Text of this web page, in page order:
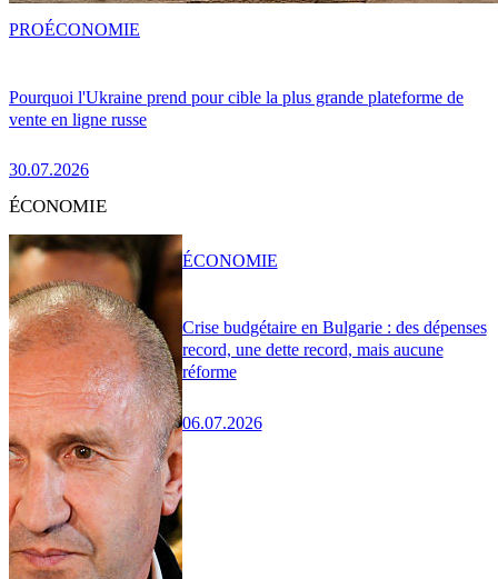
Pourquoi l'Ukraine prend pour cible la plus grande plateforme de
vente en ligne russe
30.07.2026
PROÉCONOMIE
ÉCONOMIE
Crise budgétaire en Bulgarie : des dépenses
record, une dette record, mais aucune
réforme
06.07.2026
ÉCONOMIE